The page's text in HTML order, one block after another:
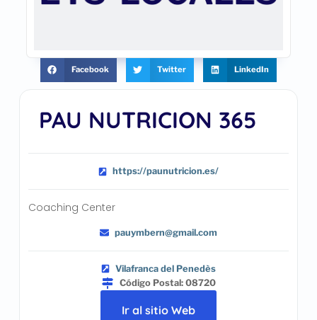
PAU NUTRICION 365
https://paunutricion.es/
Coaching Center
pauymbern@gmail.com
Vilafranca del Penedès
Código Postal: 08720
Ir al sitio Web
Facebook Twitter LinkedIn